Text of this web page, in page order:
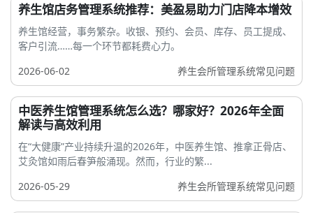
养生馆店务管理系统推荐：美盈易助力门店降本增效
养生馆经营，事务繁杂。收银、预约、会员、库存、员工提成、
客户引流……每一个环节都耗费心力。
2026-06-02
养生会所管理系统常见问题
中医养生馆管理系统怎么选？哪家好？2026年全面
解读与高效利用
在“大健康”产业持续升温的2026年，中医养生馆、推拿正骨店、
艾灸馆如雨后春笋般涌现。然而，行业的繁...
2026-05-29
养生会所管理系统常见问题